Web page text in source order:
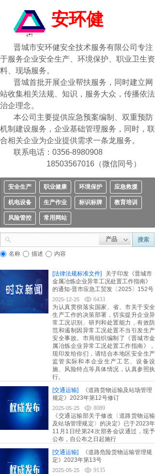
安环健
晋城市安环健安全技术服务有限公司专注
于服务企业安全生产、环境保护、职业卫生资
料、现场服务。
晋城首批开展企业帮扶服务，同时建立网
站收集相关法规、知识，服务大众，传播依法
治企理念。
本公司主要提供应急预案编制、双重预防
机制建设服务，企业基础管理服务，同时，联
合相关企业为企业提供需求一条龙服务。
联系电话：0356-8980908
18503567016（微信同号）
安全生产 职业健康 环境保护 应急救援
机电设备 生产作业 标识标牌 教育培训
风险管控 常用网站
产品 搜索
名称 描述 内容
[法律法规标准文件]
关于印发《晋城市
金属冶炼企业异常工况处置工作指南》
的通知-晋市应急工贸发〔2025〕152号
2025-12-25
6433
为认真贯彻落实国家、省、市关于安全
生产工作的决策部署，切实提升企业异
常工况识别、研判和处置能力，有效防
范和遏制因异常工况处置不当引发生产
安全事故。市局组织编制了《晋城市金
属冶炼企业异常工况处置工作指南》，
现印发给你们，请结合本地区安全生产
监管实际和本企业生产工艺、设备设
施、风险特点等具体情况，认真参照执
行。
[交通运输]
《道路货物运输及站场管理
规定》2023年第12号修订
2025-05-25
8089
《交通运输部关于修改〈道路货物运输
及站场管理规定〉的决定》已于2023年
11月1日经第24次部务会议通过，现予
公布，自公布之日起施行
[交通运输]
《道路危险货物运输管理规
定》2023年第13号
2025-05-25
9135